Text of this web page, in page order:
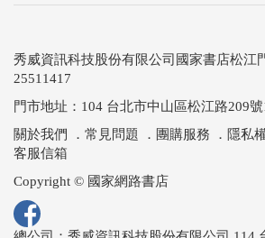
秀威資訊科技股份有限公司國家書店松江
25511417
門市地址：104 台北市中山區松江路209
關於我們
． 常見問題 ． 團購服務 ． 隱私
客服信箱
Copyright © 國家網路書店